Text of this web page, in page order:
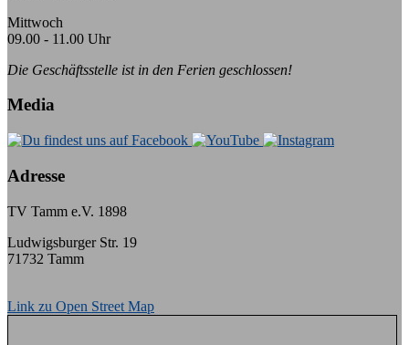
Mittwoch
09.00 - 11.00 Uhr
Die Geschäftsstelle ist in den Ferien geschlossen!
Media
Adresse
TV Tamm e.V. 1898
Ludwigsburger Str. 19
71732 Tamm
Link zu Open Street Map